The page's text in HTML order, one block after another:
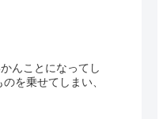
んことになってし
を乗せてしまい、